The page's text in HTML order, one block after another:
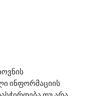
ინფორმაციის